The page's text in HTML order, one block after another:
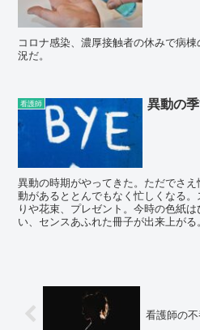
コロナ感染、濃厚接触者の休みで病
況だ。
看護師 異動の
異動の時期がやってきた。ただでさ
動があるととんでもなく忙しくなる
りや花束、プレゼント。今時の色紙
い、センスあふれた冊子が出来上がる。
看護師の